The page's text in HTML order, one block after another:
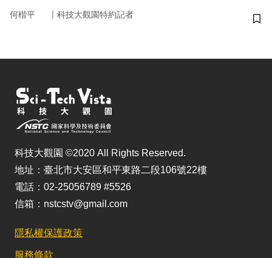
何楷平 ｜ 科技大觀園特約記者
儲
科技大觀園 ©2020 All Rights Reserved.
地址：臺北市大安區和平東路二段106號22樓
電話：02-25056789 #5526
信箱：nstcstv@gmail.com
隱私權保護政策
服務條款